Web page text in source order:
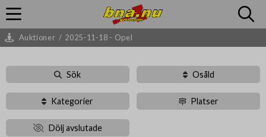
Auktioner / 2025-11-18 - Opel
Sök Osåld
Kategorier Platser
Dölj avslutade